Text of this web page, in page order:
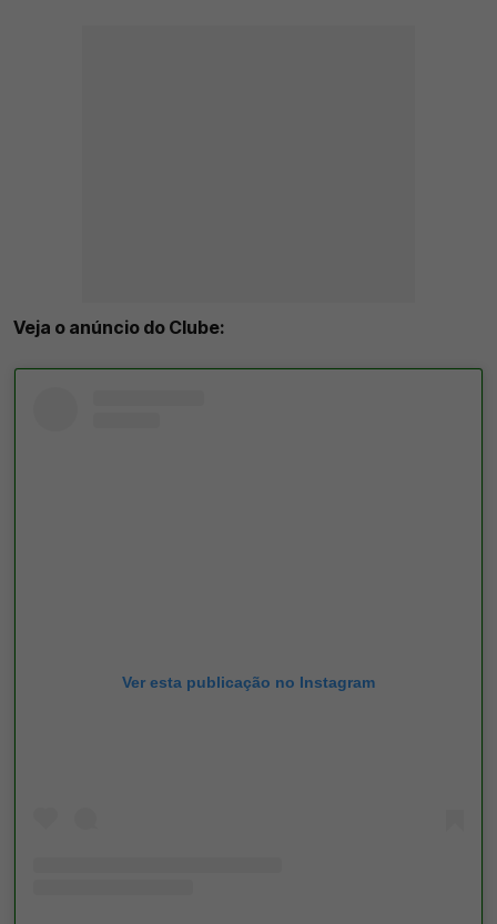
Veja o anúncio do Clube:
Ver esta publicação no Instagram